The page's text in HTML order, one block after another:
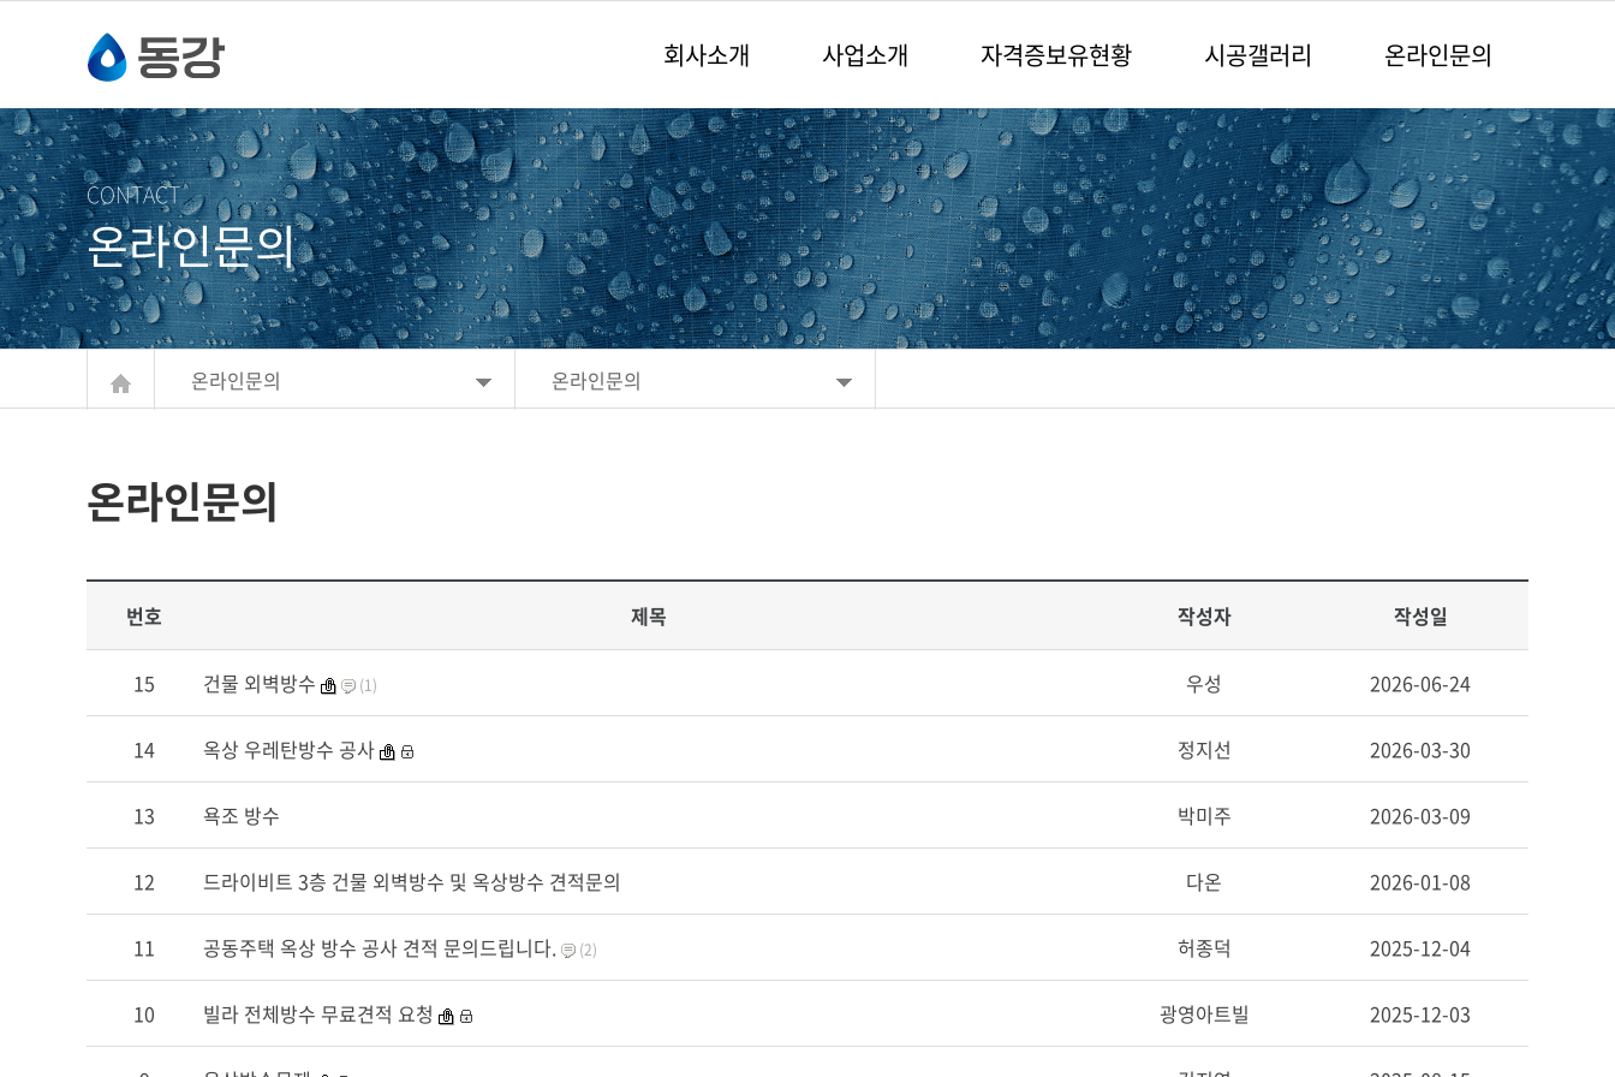
회사소개 사업소개 자격증보유현황 시공갤러리 온라인문의
CONTACT
온라인문의
온라인문의 온라인문의
온라인문의
번호 제목 작성자 작성일
15 건물 외벽방수 (1) 우성 2026-06-24
14 옥상 우레탄방수 공사 정지선 2026-03-30
13 욕조 방수 박미주 2026-03-09
12 드라이비트 3층 건물 외벽방수 및 옥상방수 견적문의 다온 2026-01-08
11 공동주택 옥상 방수 공사 견적 문의드립니다. (2) 허종덕 2025-12-04
10 빌라 전체방수 무료견적 요청 광영아트빌 2025-12-03